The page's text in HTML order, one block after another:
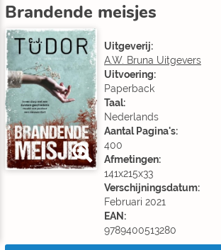
Brandende meisjes
Uitgeverij:
A.W. Bruna Uitgevers
Uitvoering:
Paperback
Taal:
Nederlands
Aantal Pagina's:
400
Afmetingen:
141x215x33
Verschijningsdatum:
Februari 2021
EAN:
9789400513280